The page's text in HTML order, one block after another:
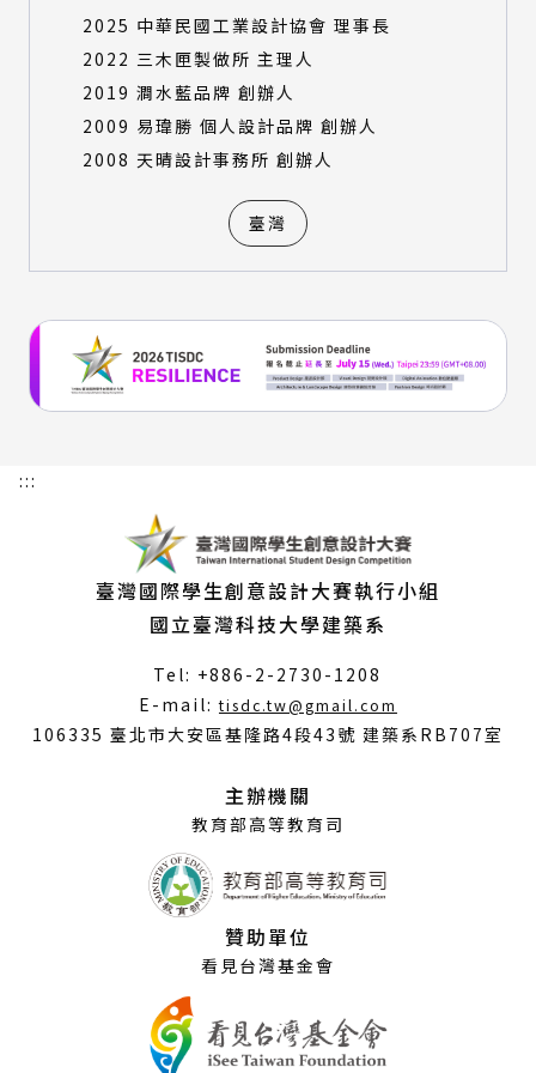
2025 中華民國工業設計協會 理事長
2022 三木匣製做所 主理人
2019 澗水藍品牌 創辦人
2009 易瑋勝 個人設計品牌 創辦人
2008 天晴設計事務所 創辦人
臺灣
:::
臺灣國際學生創意設計大賽執行小組
國立臺灣科技大學建築系
Tel: +886-2-2730-1208
E-mail:tisdc.tw@gmail.com
開
106335 臺北市大安區基隆路4段43號 建築系RB707室
主辦機關
教育部高等教育司
贊助單位
看見台灣基金會